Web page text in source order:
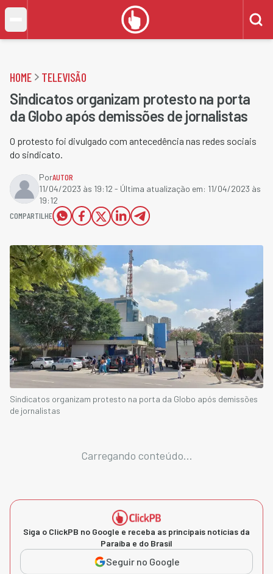
HOME TELEVISÃO
Sindicatos organizam protesto na porta
da Globo após demissões de jornalistas
O protesto foi divulgado com antecedência nas redes sociais
do sindicato.
PorAUTOR
11/04/2023 às 19:12 - Última atualização em: 11/04/2023 às
19:12
COMPARTILHE
Sindicatos organizam protesto na porta da Globo após demissões
de jornalistas
Carregando conteúdo...
Siga o ClickPB no Google e receba as principais notícias da
Paraíba e do Brasil
Seguir no Google